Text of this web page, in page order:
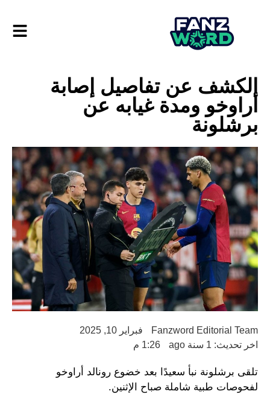
الكشف عن تفاصيل إصابة
أراوخو ومدة غيابه عن
برشلونة
Fanzword Editorial Team
فبراير 10, 2025
اخر تحديث: 1 سنة ago
1:26 م
تلقى برشلونة نبأ سعيدًا بعد خضوع رونالد أراوخو
لفحوصات طبية شاملة صباح الإثنين.